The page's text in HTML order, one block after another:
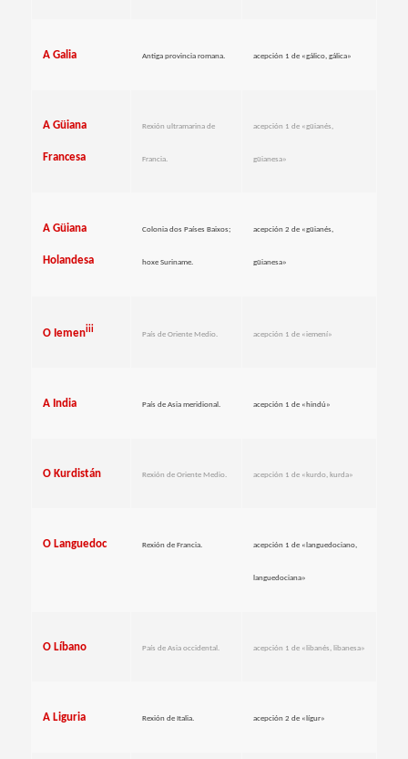
A Galia Antiga provincia romana. acepción 1 de «gálico, gálica»
A Güiana
Francesa
Rexión ultramarina de
Francia.
acepción 1 de «güianés,
güianesa»
A Güiana
Holandesa
Colonia dos Países Baixos;
hoxe Suriname.
acepción 2 de «güianés,
güianesa»
O Iemeniii País de Oriente Medio. acepción 1 de «iemení»
A India País de Asia meridional. acepción 1 de «hindú»
O Kurdistán Rexión de Oriente Medio. acepción 1 de «kurdo, kurda»
O Languedoc Rexión de Francia. acepción 1 de «languedociano,
languedociana»
O Líbano País de Asia occidental. acepción 1 de «libanés, libanesa»
A Liguria Rexión de Italia. acepción 2 de «lígur»